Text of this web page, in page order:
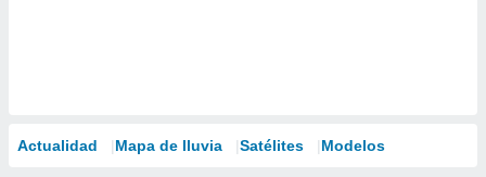
Actualidad Mapa de lluvia Satélites Modelos